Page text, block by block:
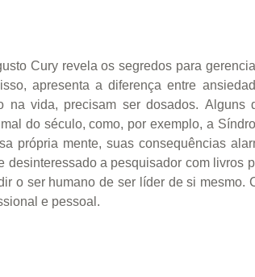
Cury revela os segredos para
apresenta a diferença entre
vida, precisam ser dosados. Alguns
do século, como, por exemplo, a
própria mente, suas consequências
a pesquisador com livros
o ser humano de ser líder de si mesmo.
e pessoal.